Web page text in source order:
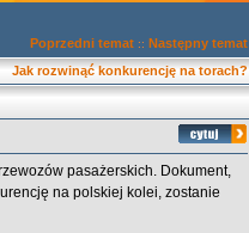
Poprzedni temat :: Następny temat
Jak rozwinąć konkurencję na torach?
pasażerskich. Dokument,
na polskiej kolei, zostanie